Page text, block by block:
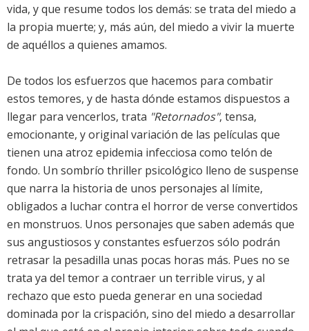
vida, y que resume todos los demás: se trata del miedo a
la propia muerte; y, más aún, del miedo a vivir la muerte
de aquéllos a quienes amamos.
De todos los esfuerzos que hacemos para combatir
estos temores, y de hasta dónde estamos dispuestos a
llegar para vencerlos, trata "Retornados", tensa,
emocionante, y original variación de las películas que
tienen una atroz epidemia infecciosa como telón de
fondo. Un sombrío thriller psicológico lleno de suspense
que narra la historia de unos personajes al límite,
obligados a luchar contra el horror de verse convertidos
en monstruos. Unos personajes que saben además que
sus angustiosos y constantes esfuerzos sólo podrán
retrasar la pesadilla unas pocas horas más. Pues no se
trata ya del temor a contraer un terrible virus, y al
rechazo que esto pueda generar en una sociedad
dominada por la crispación, sino del miedo a desarrollar